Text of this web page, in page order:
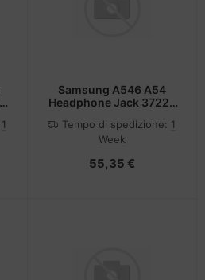
1
Samsung A546 A54
Headphone Jack 3722-
Tempo di spedizione: 1
Week
55,35 €